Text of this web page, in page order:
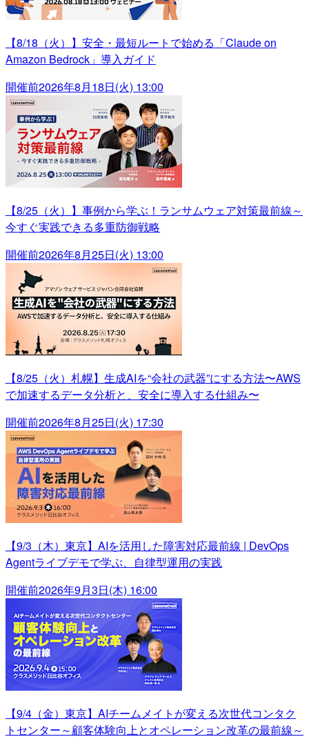
【8/18（火）】安全・最短ルートで始める「Claude on
Amazon Bedrock」導入ガイド
開催前2026年8月18日(火) 13:00
【8/25（火）】事例から学ぶ！ランサムウェア対策最前線～
今すぐ実践できる多重防御戦略
開催前2026年8月25日(火) 13:00
【8/25（火）札幌】生成AIを“会社の武器”にする方法〜AWS
で加速するデータ分析と、安全に導入する仕組み〜
開催前2026年8月25日(火) 17:30
【9/3（木）東京】AIを活用した障害対応最前線 | DevOps
Agentライブデモで学ぶ、自律型運用の実践
開催前2026年9月3日(木) 16:00
【9/4（金）東京】AIチームメイトが変える次世代コンタク
トセンター～顧客体験向上とオペレーション改革の最前線～